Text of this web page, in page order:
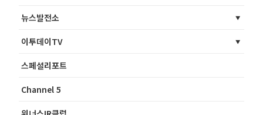
뉴스발전소
이투데이TV
스페셜리포트
Channel 5